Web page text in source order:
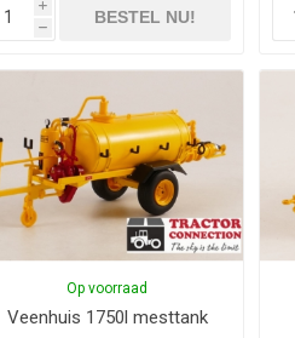
i
h
BESTEL NU!
Op voorraad
Veenhuis 1750l mesttank